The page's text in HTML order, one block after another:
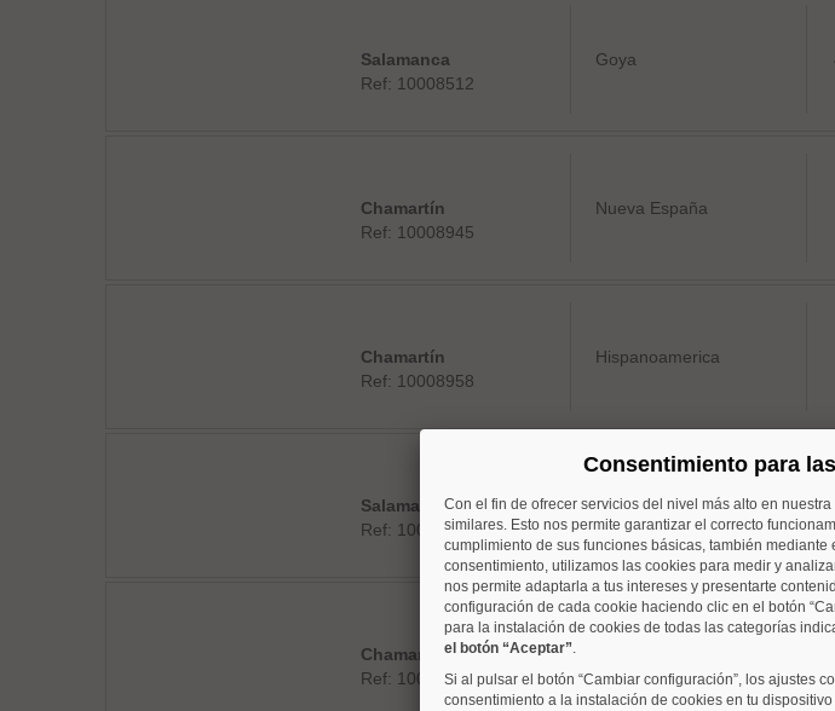
Salamanca
Ref: 10008512
Goya
Chamartín
Ref: 10008945
Nueva España
Chamartín
Ref: 10008958
Hispanoamerica
Salamanca
Ref: 10008850
Lista
Chamartín
Ref: 10008852
Consentimiento para
Con el fin de ofrecer servicios del nivel más alto en
similares. Esto nos permite garantizar el correcto
cumplimiento de sus funciones básicas, también
consentimiento, utilizamos las cookies para medir y
nos permite adaptarla a tus intereses y presentarte
configuración de cada cookie haciendo clic en el botón
para la instalación de cookies de todas las categorías
el botón “Aceptar”.
Si al pulsar el botón “Cambiar configuración”, los ajustes
consentimiento a la instalación de cookies en tu